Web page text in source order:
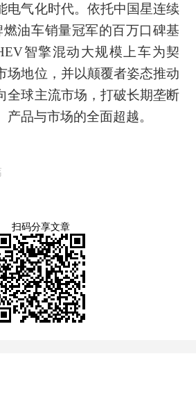
电气化时代。依托中国星连续
油车销量冠军的百万口碑基
智擎混动大规模上车为契
场地位，并以颠覆者姿态推动
全球主流市场，打破长期垄断
品与市场的全面超越。
扫码分享文章